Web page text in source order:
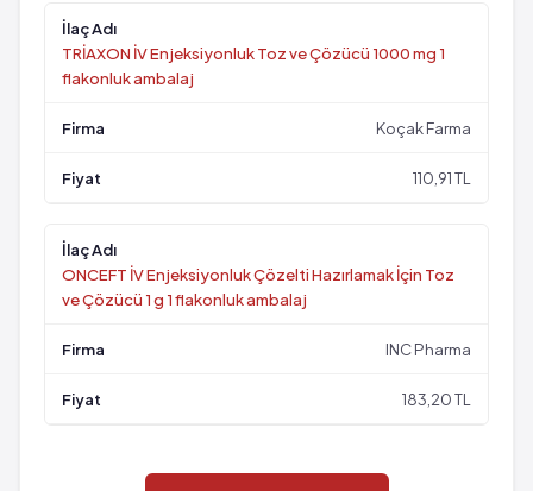
TRİAXON İV Enjeksiyonluk Toz ve Çözücü 1000 mg 1
flakonluk ambalaj
Koçak Farma
110,91 TL
ONCEFT İV Enjeksiyonluk Çözelti Hazırlamak İçin Toz
ve Çözücü 1 g 1 flakonluk ambalaj
INC Pharma
183,20 TL